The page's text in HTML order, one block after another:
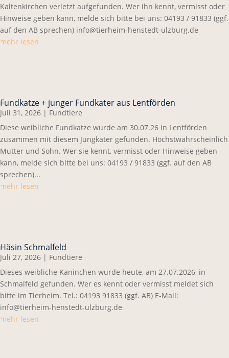
Kaltenkirchen verletzt aufgefunden. Wer ihn kennt, vermisst oder
Hinweise geben kann, melde sich bitte bei uns: 04193 / 91833 (ggf.
auf den AB sprechen) info@tierheim-henstedt-ulzburg.de
mehr lesen
Fundkatze + junger Fundkater aus Lentförden
Juli 31, 2026 | Fundtiere
Diese weibliche Fundkatze wurde am 30.07.26 in Lentförden
zusammen mit diesem Jungkater gefunden. Höchstwahrscheinlich
Mutter und Sohn. Wer sie kennt, vermisst oder Hinweise geben
kann, melde sich bitte bei uns: 04193 / 91833 (ggf. auf den AB
sprechen)...
mehr lesen
Häsin Schmalfeld
Juli 27, 2026 | Fundtiere
Dieses weibliche Kaninchen wurde heute, am 27.07.2026, in
Schmalfeld gefunden. Wer es kennt oder vermisst meldet sich
bitte im Tierheim. Tel.: 04193 91833 (ggf. AB) E-Mail:
info@tierheim-henstedt-ulzburg.de
mehr lesen